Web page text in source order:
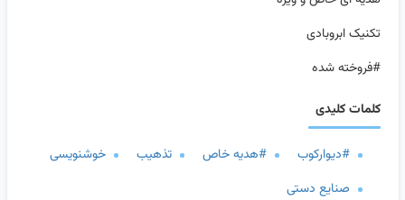
تکنیک ابروبادی
#فروخته شده
کلمات کلیدی
#دیوارکوب #هدیه خاص تذهیب
خوشنویسی
صنایع دستی